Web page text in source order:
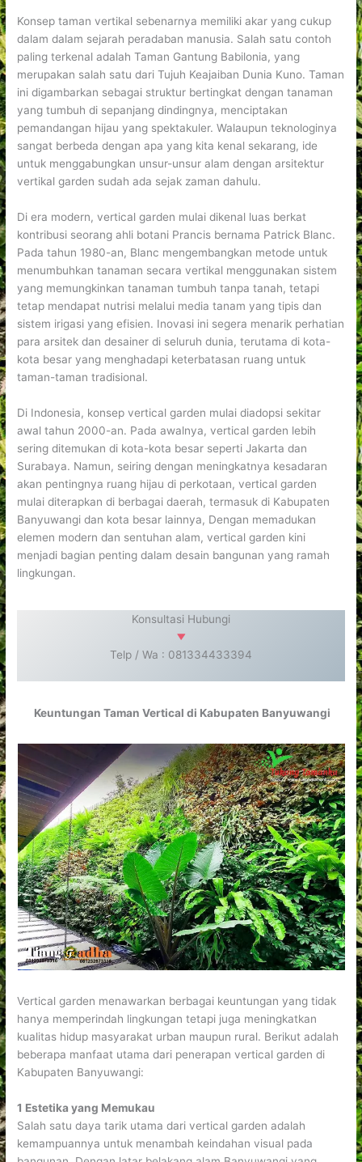
Konsep taman vertikal sebenarnya memiliki akar yang cukup
dalam dalam sejarah peradaban manusia. Salah satu contoh
paling terkenal adalah Taman Gantung Babilonia, yang
merupakan salah satu dari Tujuh Keajaiban Dunia Kuno. Taman
ini digambarkan sebagai struktur bertingkat dengan tanaman
yang tumbuh di sepanjang dindingnya, menciptakan
pemandangan hijau yang spektakuler. Walaupun teknologinya
sangat berbeda dengan apa yang kita kenal sekarang, ide
untuk menggabungkan unsur-unsur alam dengan arsitektur
vertikal garden sudah ada sejak zaman dahulu.
Di era modern, vertical garden mulai dikenal luas berkat
kontribusi seorang ahli botani Prancis bernama Patrick Blanc.
Pada tahun 1980-an, Blanc mengembangkan metode untuk
menumbuhkan tanaman secara vertikal menggunakan sistem
yang memungkinkan tanaman tumbuh tanpa tanah, tetapi
tetap mendapat nutrisi melalui media tanam yang tipis dan
sistem irigasi yang efisien. Inovasi ini segera menarik perhatian
para arsitek dan desainer di seluruh dunia, terutama di kota-
kota besar yang menghadapi keterbatasan ruang untuk
taman-taman tradisional.
Di Indonesia, konsep vertical garden mulai diadopsi sekitar
awal tahun 2000-an. Pada awalnya, vertical garden lebih
sering ditemukan di kota-kota besar seperti Jakarta dan
Surabaya. Namun, seiring dengan meningkatnya kesadaran
akan pentingnya ruang hijau di perkotaan, vertical garden
mulai diterapkan di berbagai daerah, termasuk di Kabupaten
Banyuwangi dan kota besar lainnya, Dengan memadukan
elemen modern dan sentuhan alam, vertical garden kini
menjadi bagian penting dalam desain bangunan yang ramah
lingkungan.
Konsultasi Hubungi
Telp / Wa : 081334433394
Keuntungan Taman Vertical di Kabupaten Banyuwangi
Vertical garden menawarkan berbagai keuntungan yang tidak
hanya memperindah lingkungan tetapi juga meningkatkan
kualitas hidup masyarakat urban maupun rural. Berikut adalah
beberapa manfaat utama dari penerapan vertical garden di
Kabupaten Banyuwangi:
1 Estetika yang Memukau
Salah satu daya tarik utama dari vertical garden adalah
kemampuannya untuk menambah keindahan visual pada